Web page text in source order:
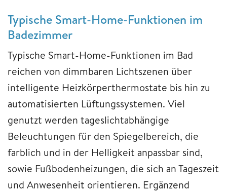
Typische Smart-Home-Funktionen im
Badezimmer
Typische Smart-Home-Funktionen im Bad
reichen von dimmbaren Lichtszenen über
intelligente Heizkörperthermostate bis hin zu
automatisierten Lüftungssystemen. Viel
genutzt werden tageslichtabhängige
Beleuchtungen für den Spiegelbereich, die
farblich und in der Helligkeit anpassbar sind,
sowie Fußbodenheizungen, die sich an Tageszeit
und Anwesenheit orientieren. Ergänzend